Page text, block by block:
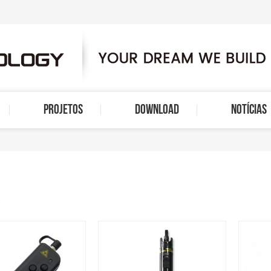
PROJETOS DOWNLOAD NOTÍCIAS